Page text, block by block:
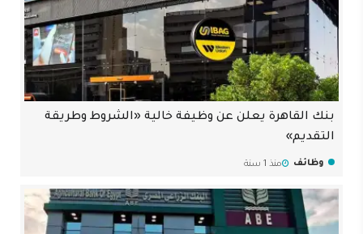
بنك القاهرة يعلن عن وظيفة خالية «الشروط وطريقة
التقديم»
وظائف منذ 1 سنة